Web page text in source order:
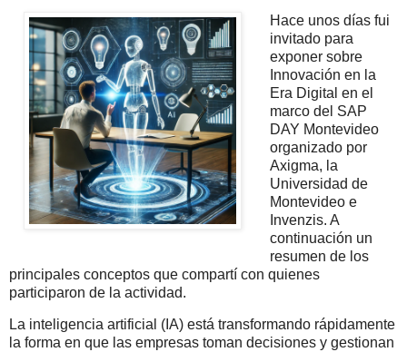
Hace unos días fui
invitado para
exponer sobre
Innovación en la
Era Digital en el
marco del SAP
DAY Montevideo
organizado por
Axigma, la
Universidad de
Montevideo e
Invenzis. A
continuación un
resumen de los
principales conceptos que compartí con quienes
participaron de la actividad.
La inteligencia artificial (IA) está transformando rápidamente
la forma en que las empresas toman decisiones y gestionan